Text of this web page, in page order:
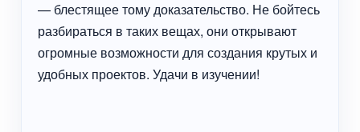
— блестящее тому доказательство. Не бойтесь
разбираться в таких вещах, они открывают
огромные возможности для создания крутых и
удобных проектов. Удачи в изучении!